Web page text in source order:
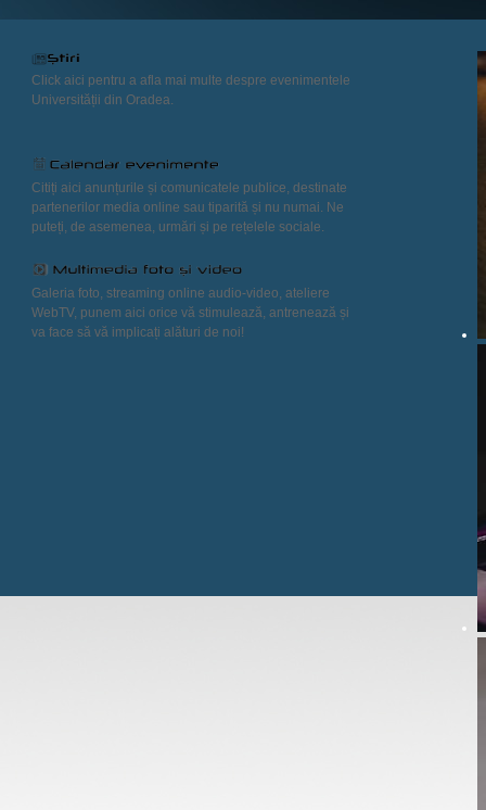
Click aici pentru a afla mai multe despre evenimentele
Universității din Oradea.
Citiți aici anunțurile și comunicatele publice, destinate
partenerilor media online sau tiparită și nu numai. Ne
puteți, de asemenea, urmări și pe rețelele sociale.
Galeria foto, streaming online audio-video, ateliere
WebTV, punem aici orice vă stimulează, antrenează și
va face să vă implicați alături de noi!